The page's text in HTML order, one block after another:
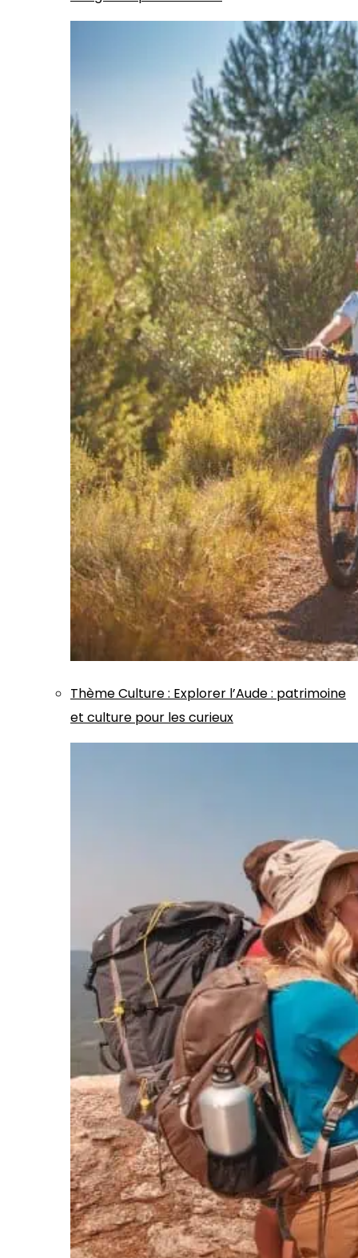
ThèmeCulture: Explorer l’Aude : patrimoine
et culture pour les curieux